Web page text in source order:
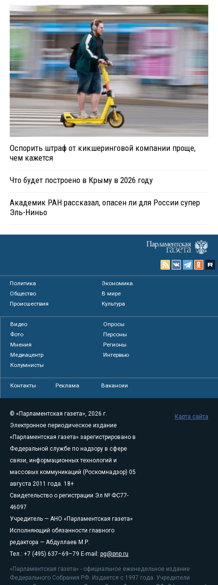
Оспорить штраф от кикшеринговой компании проще,
чем кажется
Что будет построено в Крыму в 2026 году
Академик РАН рассказал, опасен ли для России супер
Эль-Ниньо
Политика
Экономика
Общество
В мире
Происшествия
Культура
Видео
Опросы
Фото
Персоны
Мнения
Регионы
Медиацентр
Интервью
Колумнисты
Контакты Реклама Вакансии
© «Парламентская газета», 2026 г.
Электронное периодическое издание
«Парламентская газета» зарегистрировано в
Федеральной службе по надзору в сфере
связи, информационных технологий и
массовых коммуникаций (Роскомнадзор) 05
августа 2011 года. 18+
Свидетельство о регистрации Эл № ФС77-
46097
Учредитель — АНО «Парламентская газета»
Исполняющий обязанности главного
редактора — Абдуллаев М.Р.
Тел.: +7 (495) 637–69–79 E-mail: pg@pnp.ru
«Парламентская газета» - официальное еженедельное издание
Федерального Собрания РФ. Издается с 1997 года. Учредители
Карта сайта